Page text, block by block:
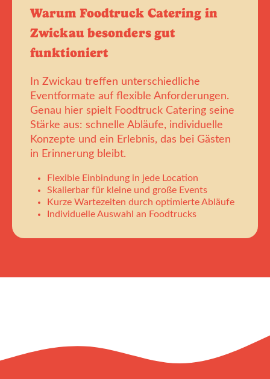
Warum Foodtruck Catering in
Zwickau besonders gut
funktioniert
In Zwickau treffen unterschiedliche
Eventformate auf flexible Anforderungen.
Genau hier spielt Foodtruck Catering seine
Stärke aus: schnelle Abläufe, individuelle
Konzepte und ein Erlebnis, das bei Gästen
in Erinnerung bleibt.
Flexible Einbindung in jede Location
Skalierbar für kleine und große Events
Kurze Wartezeiten durch optimierte Abläufe
Individuelle Auswahl an Foodtrucks